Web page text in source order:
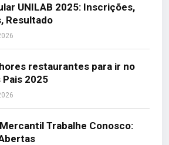
UNILAB 2025: Inscrições,
Resultado
restaurantes para ir no
Pais 2025
Trabalhe Conosco: